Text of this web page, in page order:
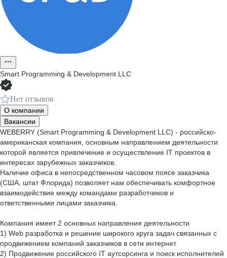
Smart Programming & Development LLC
Нет отзывов
О компании
Вакансии
WEBERRY (Smart Programming & Development LLC) - российско-
американская компания, основным направлением деятельности
которой является привлечение и осуществление IT проектов в
интересах зарубежных заказчиков.
Наличие офиса в непосредственном часовом поясе заказчика
(США, штат Флорида) позволяет нам обеспечивать комфортное
взаимодействие между командами разработчиков и
ответственными лицами заказчика.
Компания имеет 2 основных направления деятельности
1) Web разработка и решение широкого круга задач связанных с
продвижением компаний заказчиков в сети интернет
2) Продвижение российского IT аутсорсинга и поиск исполнителей